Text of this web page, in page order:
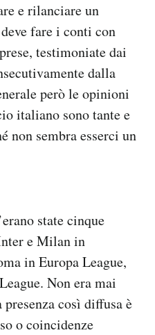
e rilanciare un
fare i conti con
testimoniate dai
dalla
però le opinioni
italiano sono tante e
non sembra esserci un
state cinque
e Milan in
in Europa League,
Non era mai
presenza così diffusa è
o coincidenze